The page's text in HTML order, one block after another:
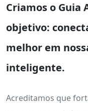
Criamos o Guia
objetivo:
melhor em
inteligente.
Acreditamos que